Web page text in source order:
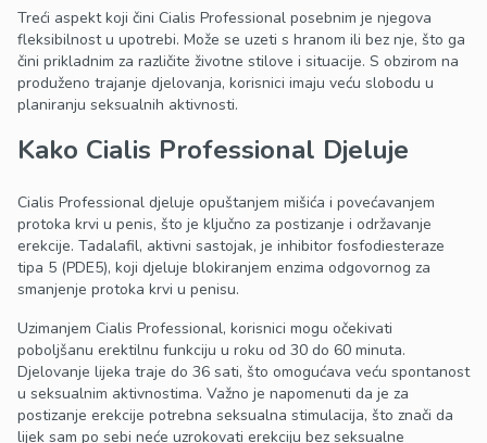
Treći aspekt koji čini Cialis Professional posebnim je njegova
fleksibilnost u upotrebi. Može se uzeti s hranom ili bez nje, što ga
čini prikladnim za različite životne stilove i situacije. S obzirom na
produženo trajanje djelovanja, korisnici imaju veću slobodu u
planiranju seksualnih aktivnosti.
Kako Cialis Professional Djeluje
Cialis Professional djeluje opuštanjem mišića i povećavanjem
protoka krvi u penis, što je ključno za postizanje i održavanje
erekcije. Tadalafil, aktivni sastojak, je inhibitor fosfodiesteraze
tipa 5 (PDE5), koji djeluje blokiranjem enzima odgovornog za
smanjenje protoka krvi u penisu.
Uzimanjem Cialis Professional, korisnici mogu očekivati
poboljšanu erektilnu funkciju u roku od 30 do 60 minuta.
Djelovanje lijeka traje do 36 sati, što omogućava veću spontanost
u seksualnim aktivnostima. Važno je napomenuti da je za
postizanje erekcije potrebna seksualna stimulacija, što znači da
lijek sam po sebi neće uzrokovati erekciju bez seksualne